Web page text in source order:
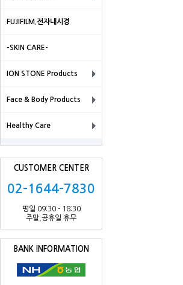
FUJIFILM.전자내시경
-SKIN CARE-
ION STONE Products
Face & Body Products
Healthy Care
CUSTOMER CENTER
02-1644-7830
평일 09:30 - 18:30
주말,공휴일 휴무
BANK INFORMATION